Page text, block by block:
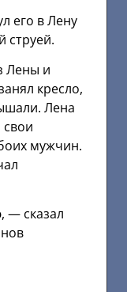
его в Лену
струей.
Лены и
кресло,
Лена
мужчин.
— сказал